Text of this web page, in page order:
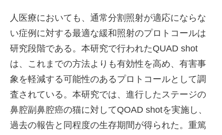
人医療においても、通常分割照射が適応にならな
い症例に対する最適な緩和照射のプロトコールは
研究段階である。本研究で行われたQUAD shot
は、これまでの方法よりも有効性を高め、有害事
象を軽減する可能性のあるプロトコールとして調
査されている。本研究では、進行したステージの
鼻腔副鼻腔癌の猫に対してQOAD shotを実施し、
過去の報告と同程度の生存期間が得られた。重篤